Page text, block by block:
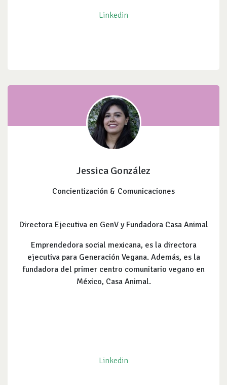
Linkedin
Jessica González
Concientización & Comunicaciones
Directora Ejecutiva en GenV y Fundadora Casa Animal
Emprendedora social mexicana, es la directora
ejecutiva para Generación Vegana. Además, es la
fundadora del primer centro comunitario vegano en
México, Casa Animal.
Linkedin